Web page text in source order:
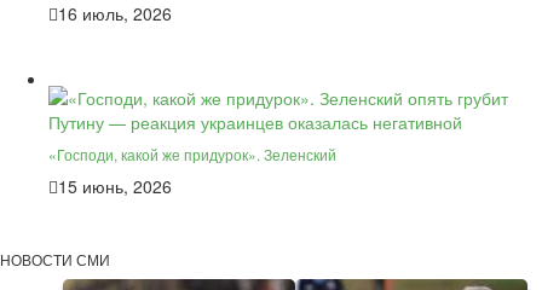
16 июль, 2026
«Господи, какой же придурок». Зеленский
15 июнь, 2026
НОВОСТИ СМИ